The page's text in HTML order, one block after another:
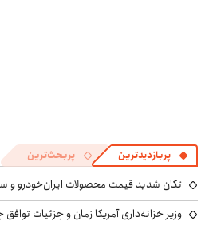
پربازدیدترین پربحث‌ترین
تکان شدید قیمت محصولات ایران‌خودرو و سایپا امروز
وزیر خزانه‌داری آمریکا زمان و جزئیات توافق